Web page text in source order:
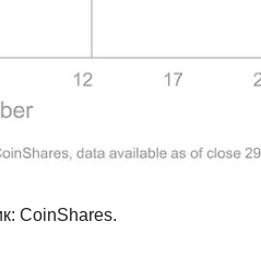
CoinShares.